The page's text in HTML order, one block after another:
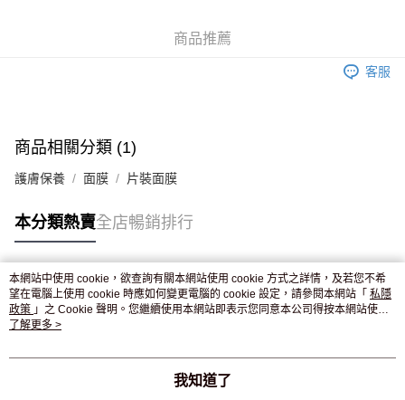
付款後門市自取，訂單確認後2-4個工作天到店，7天內取。逾期後
商品推薦
客服
商品相關分類 (1)
護膚保養 面膜 片裝面膜
本分類熱賣全店暢銷排行
熱門標籤
熱銷排行
本網站中使用 cookie，欲查詢有關本網站使用 cookie 方式之詳情，及若您不希
望在電腦上使用 cookie 時應如何變更電腦的 cookie 設定，請參閱本網站「 私隱
政策 」之 Cookie 聲明。您繼續使用本網站即表示您同意本公司得按本網站使用
條款之 Cookie 聲明使用 cookie。
了解更多 >
我知道了